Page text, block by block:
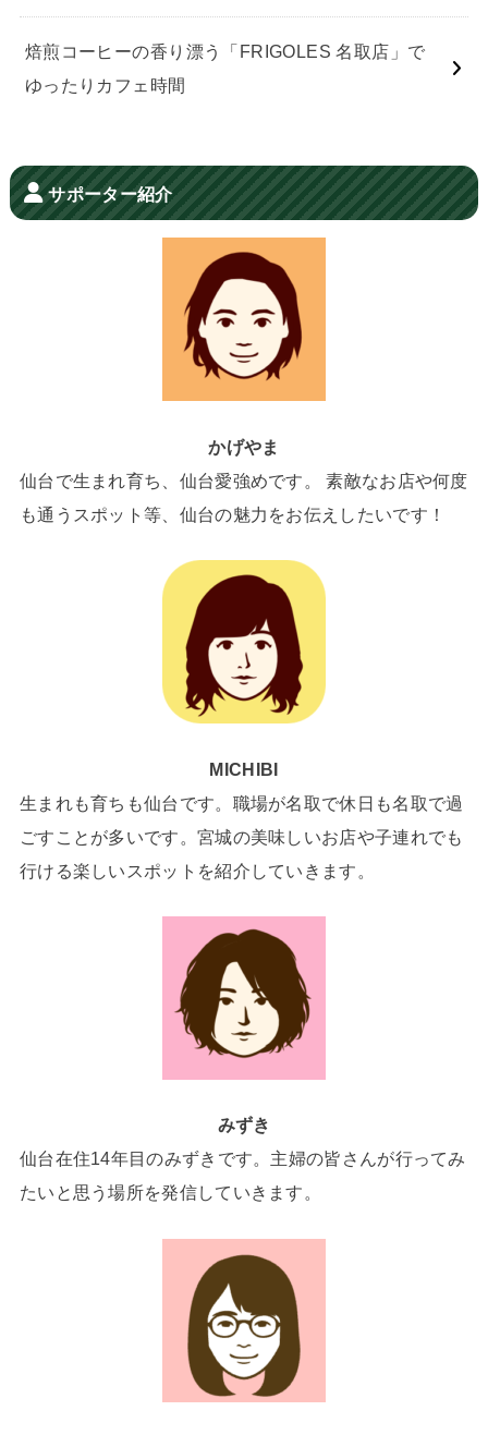
焙煎コーヒーの香り漂う「FRIGOLES 名取店」で
ゆったりカフェ時間
サポーター紹介
かげやま
仙台で生まれ育ち、仙台愛強めです。 素敵なお店や何度
も通うスポット等、仙台の魅力をお伝えしたいです！
MICHIBI
生まれも育ちも仙台です。職場が名取で休日も名取で過
ごすことが多いです。宮城の美味しいお店や子連れでも
行ける楽しいスポットを紹介していきます。
みずき
仙台在住14年目のみずきです。主婦の皆さんが行ってみ
たいと思う場所を発信していきます。